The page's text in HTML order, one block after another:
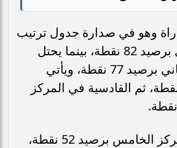
وهو في صدارة جدول ترتيب
الدوري السعودي برصيد 82 نقطة، بينما يحتل
الهلال المركز الثاني برصيد 77 نقطة، ويأتي
ثالثًا بـ75 نقطة، ثم القادسية في المركز
ويحتل الاتحاد المركز الخامس برصيد 52 نقطة،